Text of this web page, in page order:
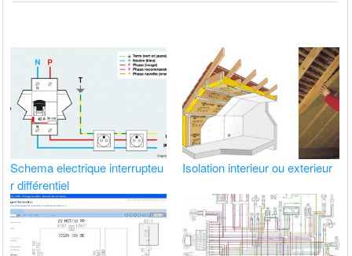
Schema electrique interrupteu
r différentiel
Isolation interieur ou exterieur